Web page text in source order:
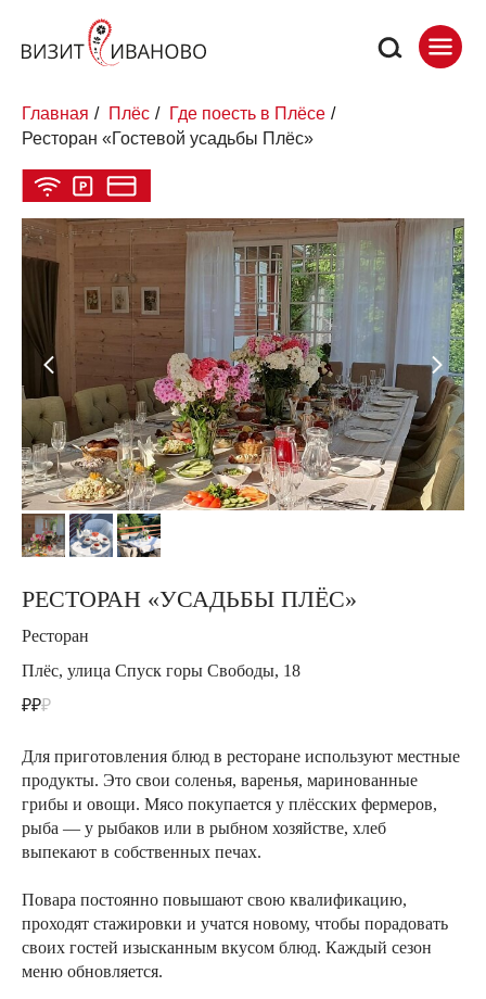
Главная / Плёс / Где поесть в Плёсе /
Ресторан «Гостевой усадьбы Плёс»
РЕСТОРАН «УСАДЬБЫ ПЛЁС»
Ресторан
Плёс, улица Спуск горы Свободы, 18
₽₽₽
Для приготовления блюд в ресторане используют местные
продукты. Это свои соленья, варенья, маринованные
грибы и овощи. Мясо покупается у плёсских фермеров,
рыба — у рыбаков или в рыбном хозяйстве, хлеб
выпекают в собственных печах.
Повара постоянно повышают свою квалификацию,
проходят стажировки и учатся новому, чтобы порадовать
своих гостей изысканным вкусом блюд. Каждый сезон
меню обновляется.